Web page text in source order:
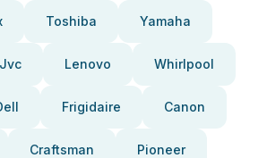
Toshiba Yamaha
Jvc Lenovo Whirlpool
Frigidaire Canon
Craftsman Pioneer